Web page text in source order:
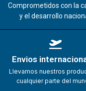
Comprometidos con la
y el desarrollo
Envios
Llevamos nuestros
cualquier parte del